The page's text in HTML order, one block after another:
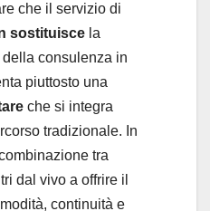
che il servizio di
sostituisce la
consulenza in
piuttosto una
che si integra
tradizionale. In
tra
dal vivo a offrire il
continuità e